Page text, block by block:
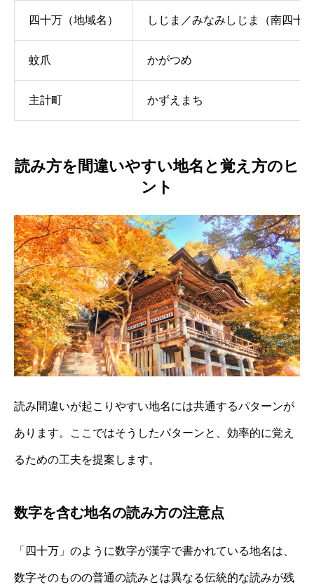
四十万（地域名） しじま／みなみしじま（南四十
蚊爪 かがつめ
主計町 かずえまち
読み方を間違いやすい地名と覚え方のヒ
ント
読み間違いが起こりやすい地名には共通するパターンが
あります。ここではそうしたパターンと、効率的に覚え
るための工夫を提案します。
数字を含む地名の読み方の注意点
「四十万」のように数字が漢字で書かれている地名は、
数字そのものの普通の読みとは異なる伝統的な読みが残